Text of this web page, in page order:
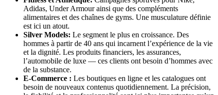
Adidas, Under Armour ainsi que des compléments
alimentaires et des chaînes de gyms. Une musculature définie
est ici un atout.
Silver Models: Le segment le plus en croissance. Des
hommes à partir de 40 ans qui incarnent l’expérience de la vie
et la dignité. Les produits financiers, les assurances,
l’automobile de luxe — ces clients ont besoin d’hommes avec
de la substance.
E-Commerce : Les boutiques en ligne et les catalogues ont
besoin de nouveaux contenus quotidiennement. La précision,